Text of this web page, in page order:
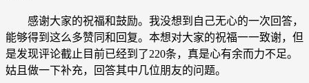
感谢大家的祝福和鼓励。我没想到自己无心的一次回答，
能够得到这么多赞同和回复。本想对大家的祝福一一致谢，但
是发现评论截止目前已经到了220条，真是心有余而力不足。
姑且做一下补充，回答其中几位朋友的问题。